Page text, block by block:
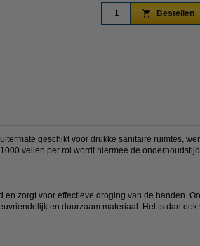
Bestellen
geschikt voor drukke sanitaire ruimtes,
vellen per rol wordt hiermee de
en zorgt voor effectieve droging van de handen.
en duurzaam materiaal. Het is dan